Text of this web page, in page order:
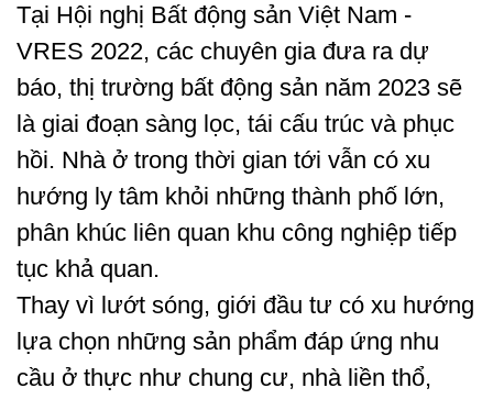
Tại Hội nghị Bất động sản Việt Nam -
VRES 2022, các chuyên gia đưa ra dự
báo, thị trường bất động sản năm 2023 sẽ
là giai đoạn sàng lọc, tái cấu trúc và phục
hồi. Nhà ở trong thời gian tới vẫn có xu
hướng ly tâm khỏi những thành phố lớn,
phân khúc liên quan khu công nghiệp tiếp
tục khả quan.
Thay vì lướt sóng, giới đầu tư có xu hướng
lựa chọn những sản phẩm đáp ứng nhu
cầu ở thực như chung cư, nhà liền thổ,